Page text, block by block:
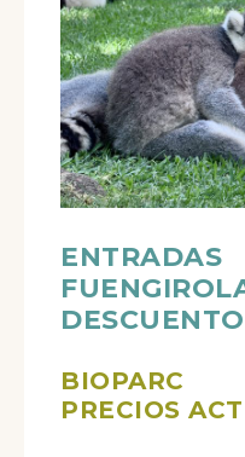
BIOPARC
PRECIOS